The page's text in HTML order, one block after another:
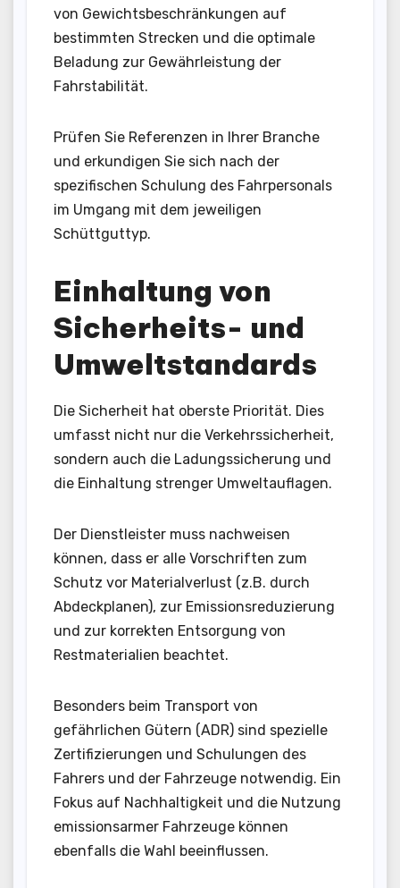
von Gewichtsbeschränkungen auf
bestimmten Strecken und die optimale
Beladung zur Gewährleistung der
Fahrstabilität.
Prüfen Sie Referenzen in Ihrer Branche
und erkundigen Sie sich nach der
spezifischen Schulung des Fahrpersonals
im Umgang mit dem jeweiligen
Schüttguttyp.
Einhaltung von
Sicherheits- und
Umweltstandards
Die Sicherheit hat oberste Priorität. Dies
umfasst nicht nur die Verkehrssicherheit,
sondern auch die Ladungssicherung und
die Einhaltung strenger Umweltauflagen.
Der Dienstleister muss nachweisen
können, dass er alle Vorschriften zum
Schutz vor Materialverlust (z.B. durch
Abdeckplanen), zur Emissionsreduzierung
und zur korrekten Entsorgung von
Restmaterialien beachtet.
Besonders beim Transport von
gefährlichen Gütern (ADR) sind spezielle
Zertifizierungen und Schulungen des
Fahrers und der Fahrzeuge notwendig. Ein
Fokus auf Nachhaltigkeit und die Nutzung
emissionsarmer Fahrzeuge können
ebenfalls die Wahl beeinflussen.